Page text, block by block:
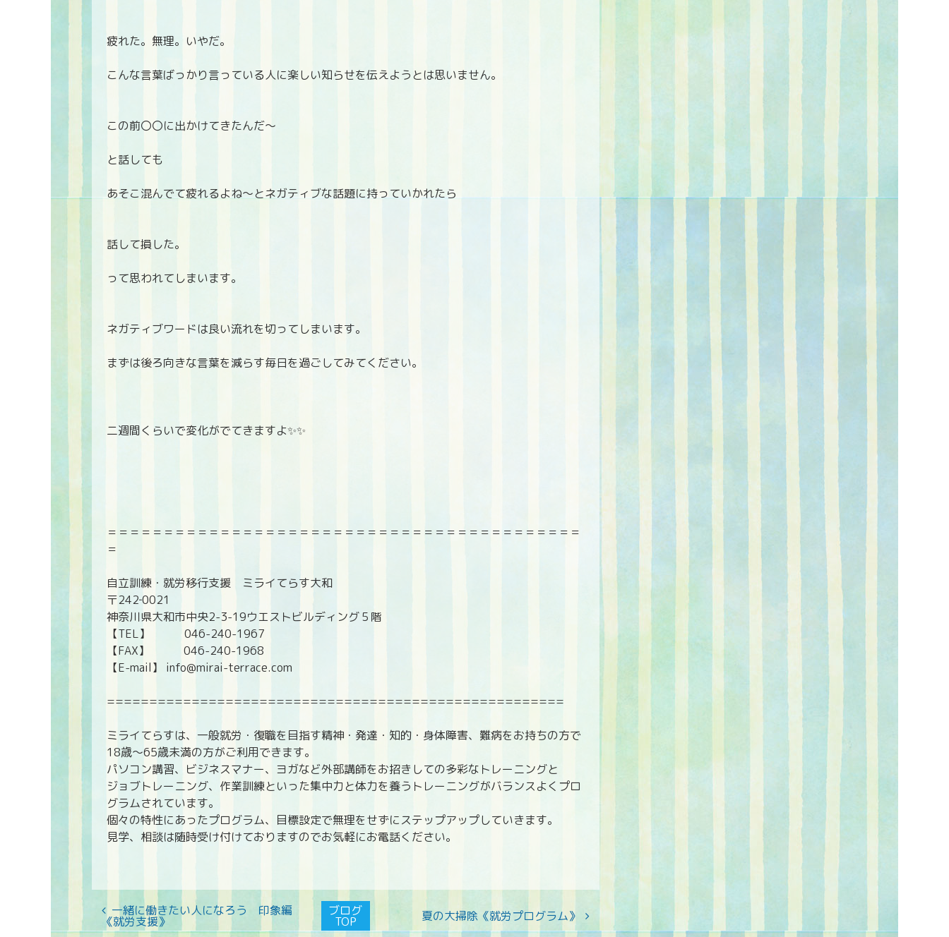
疲れた。無理。いやだ。
こんな言葉ばっかり言っている人に楽しい知らせを伝えようとは思いません。
この前〇〇に出かけてきたんだ～
と話しても
あそこ混んでて疲れるよね～とネガティブな話題に持っていかれたら
話して損した。
って思われてしまいます。
ネガティブワードは良い流れを切ってしまいます。
まずは後ろ向きな言葉を減らす毎日を過ごしてみてください。
二週間くらいで変化がでてきますよ✨✨
＝＝＝＝＝＝＝＝＝＝＝＝＝＝＝＝＝＝＝＝＝＝＝＝＝＝＝＝＝＝＝＝＝＝＝＝＝＝＝＝＝＝
＝
自立訓練・就労移行支援 ミライてらす大和
〒242‐0021
神奈川県大和市中央2-3-19ウエストビルディング５階
【TEL】 046-240-1967
【FAX】 046-240-1968
【E-mail】 info@mirai-terrace.com
======================================================
ミライてらすは、一般就労・復職を目指す精神・発達・知的・身体障害、難病をお持ちの方で
18歳〜65歳未満の方がご利用できます。
パソコン講習、ビジネスマナー、ヨガなど外部講師をお招きしての多彩なトレーニングと
ジョブトレーニング、作業訓練といった集中力と体力を養うトレーニングがバランスよくプロ
グラムされています。
個々の特性にあったプログラム、目標設定で無理をせずにステップアップしていきます。
見学、相談は随時受け付けておりますのでお気軽にお電話ください。
一緒に働きたい人になろう 印象編
《就労支援》
ブログ
TOP 夏の大掃除《就労プログラム》